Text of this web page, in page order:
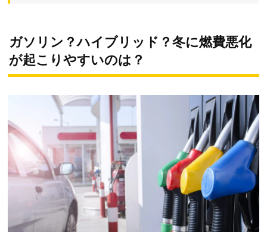
ガソリン？ハイブリッド？冬に燃費悪化
が起こりやすいのは？